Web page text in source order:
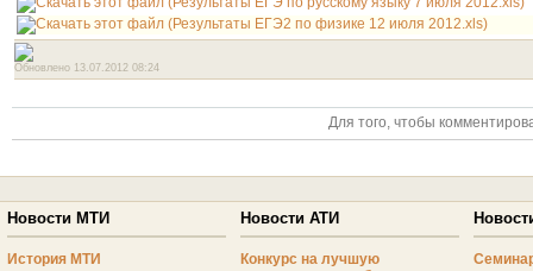
Обновлено 13.07.2012 08:24
Для того, чтобы
Новости МТИ
История МТИ
Новости АТИ
Конкурс на лучшую